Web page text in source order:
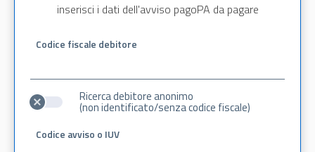
inserisci i dati dell'avviso pagoPA da pagare
Codice fiscale debitore
Ricerca debitore anonimo
(non identificato/senza codice fiscale)
Codice avviso o IUV